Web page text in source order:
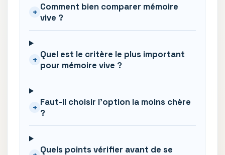
+ Comment bien comparer mémoire
vive ?
+ Quel est le critère le plus important
pour mémoire vive ?
+ Faut-il choisir l'option la moins chère
?
Quels points vérifier avant de se